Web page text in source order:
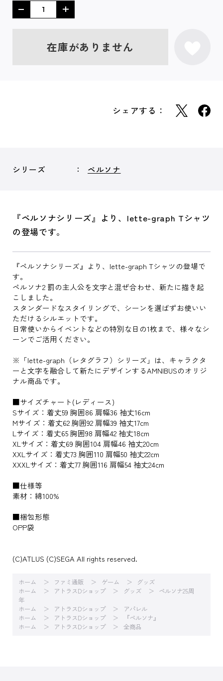
在庫がありません
シェアする：
シリーズ ペルソナ
『ペルソナシリーズ』より、lette-graph Tシャツ
の登場です。
『ペルソナシリーズ』より、lette-graph Tシャツの登場で
す。
ペルソナ2 罰の主人公を文字と混ぜ合わせ、新たに描き起
こしました。
スタンダードなスタイリングで、シーンを選ばずお使いい
ただけるシルエットです。
日常使いからイベントなどの特別な日の1枚まで、様々なシ
ーンでご活用ください。
※「lette-graph（レタグラフ）シリーズ」は、キャラクタ
ーと文字を融合して新たにデザインするAMNIBUSのオリジ
ナル商品です。
■サイズチャート(レディース)
Sサイズ：着丈59 胸囲86 肩幅36 袖丈16cm
Mサイズ：着丈62 胸囲92 肩幅39 袖丈17cm
Lサイズ：着丈65 胸囲98 肩幅42 袖丈18cm
XLサイズ：着丈69 胸囲104 肩幅46 袖丈20cm
XXLサイズ：着丈73 胸囲110 肩幅50 袖丈22cm
XXXLサイズ：着丈77 胸囲116 肩幅54 袖丈24cm
■仕様等
素材：綿100%
■梱包形態
OPP袋
(C)ATLUS (C)SEGA All rights reserved.
ホーム ファミ通販 ゲーム
グッズ
ホーム
アトラスDショップ グッズ
ペルソナ25周
年
ホーム
アトラスDショップ
アパレル
ホーム
アトラスDショップ
『ペルソナ』
ホーム
アトラスDショップ 全商品